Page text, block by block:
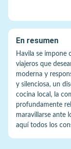
En resumen
Havila se impone
viajeros que
moderna y
y silenciosa, un
cocina local, la
profundamente
maravillarse ante
aquí todos los